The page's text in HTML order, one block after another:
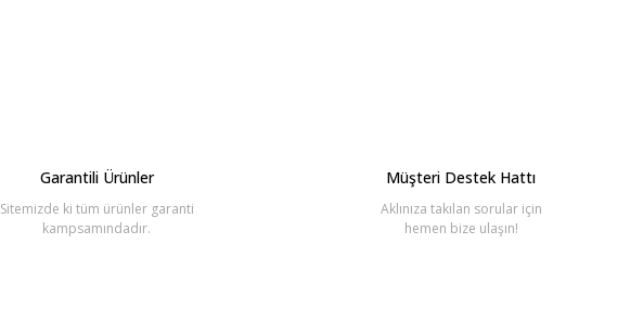
Garantili Ürünler
Sitemizde ki tüm ürünler garanti
kampsamındadır.
Müşteri Destek Hattı
Aklınıza takılan sorular için
hemen bize ulaşın!